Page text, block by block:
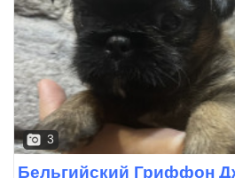
3
Бельгийский Гриффон